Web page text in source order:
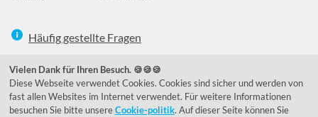
Häufig gestellte Fragen
039292 - 678215
de@lumidora.com
Vielen Dank für Ihren Besuch. 🍪🍪🍪
Diese Webseite verwendet Cookies. Cookies sind sicher und werden von
fast allen Websites im Internet verwendet. Für weitere Informationen
besuchen Sie bitte unsereCookie-politik. Auf dieser Seite können Sie